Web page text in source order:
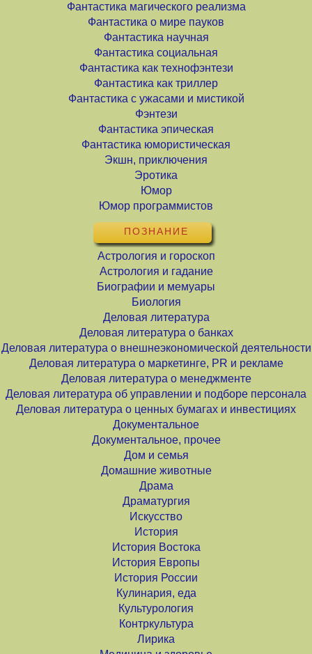
Фантастика магического реализма
Фантастика о мире пауков
Фантастика научная
Фантастика социальная
Фантастика как технофэнтези
Фантастика как триллер
Фантастика с ужасами и мистикой
Фэнтези
Фантастика эпическая
Фантастика юмористическая
Экшн, приключения
Эротика
Юмор
Юмор программистов
ПОЗНАНИЕ
Астрология и гороскоп
Астрология и гадание
Биографии и мемуары
Биология
Деловая литература
Деловая литература о банках
Деловая литература о внешнеэкономической деятельности
Деловая литература о маркетинге, PR и рекламе
Деловая литература о менеджменте
Деловая литература об управлении и подборе персонала
Деловая литература о ценных бумагах и инвестициях
Документальное
Документальное, прочее
Дом и семья
Домашние животные
Драма
Драматургия
Искусство
История
История Востока
История Европы
История России
Кулинария, еда
Культурология
Контркультура
Лирика